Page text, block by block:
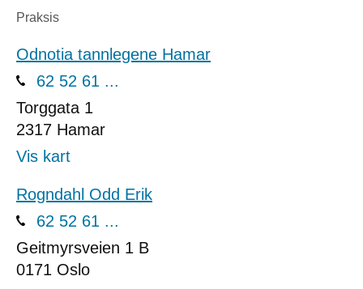
Praksis
Odnotia tannlegene Hamar
62 52 61 ...
Torggata 1
2317 Hamar
Vis kart
Rogndahl Odd Erik
62 52 61 ...
Geitmyrsveien 1 B
0171 Oslo